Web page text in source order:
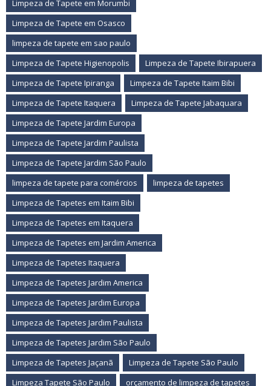
Limpeza de Tapete em Morumbi
Limpeza de Tapete em Osasco
limpeza de tapete em sao paulo
Limpeza de Tapete Higienopolis
Limpeza de Tapete Ibirapuera
Limpeza de Tapete Ipiranga
Limpeza de Tapete Itaim Bibi
Limpeza de Tapete Itaquera
Limpeza de Tapete Jabaquara
Limpeza de Tapete Jardim Europa
Limpeza de Tapete Jardim Paulista
Limpeza de Tapete Jardim São Paulo
limpeza de tapete para comércios
limpeza de tapetes
Limpeza de Tapetes em Itaim Bibi
Limpeza de Tapetes em Itaquera
Limpeza de Tapetes em Jardim America
Limpeza de Tapetes Itaquera
Limpeza de Tapetes Jardim America
Limpeza de Tapetes Jardim Europa
Limpeza de Tapetes Jardim Paulista
Limpeza de Tapetes Jardim São Paulo
Limpeza de Tapetes Jaçanã
Limpeza de Tapete São Paulo
Limpeza Tapete São Paulo
orçamento de limpeza de tapetes